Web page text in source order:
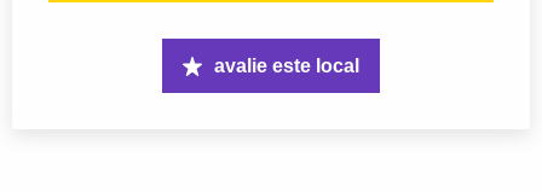
avalie este local